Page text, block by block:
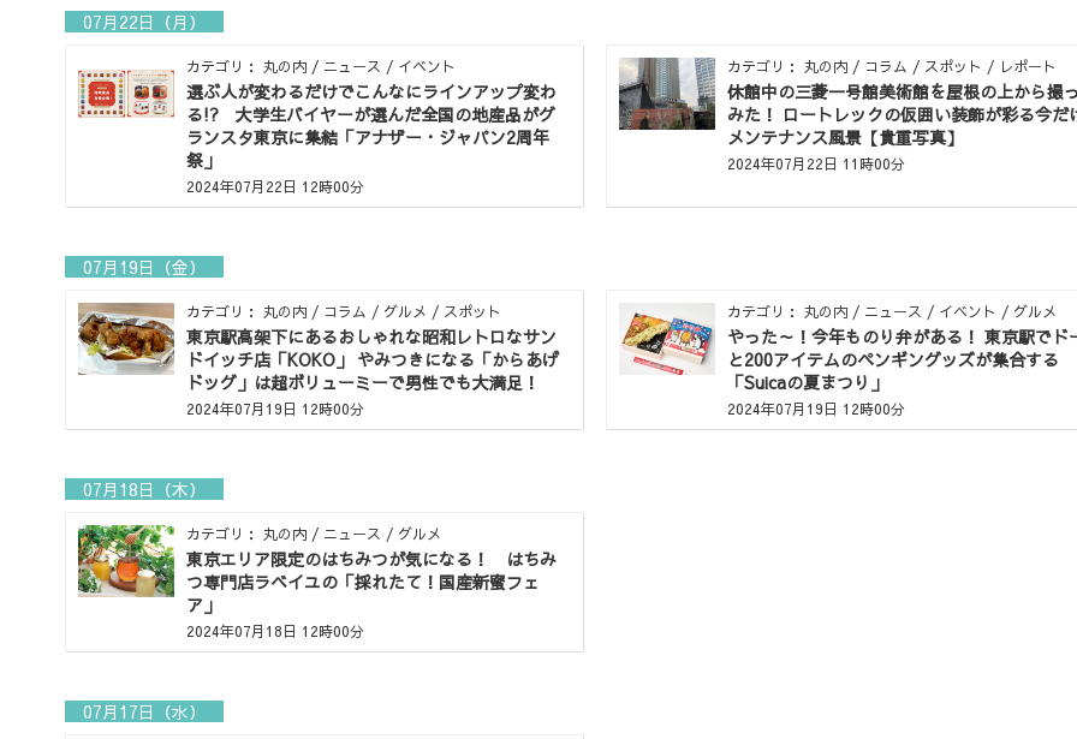
07月22日（月）
カテゴリ： 丸の内 / ニュース / イベント
選ぶ人が変わるだけでこんなにラインアップ変わ
る!? 大学生バイヤーが選んだ全国の地産品がグ
ランスタ東京に集結「アナザー・ジャパン2周年
祭」
2024年07月22日 12時00分
カテゴリ： 丸の内 / コラム / スポット / レポート
休館中の三菱一号館美術館を屋根の上から撮
みた！ ロートレックの仮囲い装飾が彩る今だ
メンテナンス風景【貴重写真】
2024年07月22日 11時00分
07月19日（金）
カテゴリ： 丸の内 / コラム / グルメ / スポット
東京駅高架下にあるおしゃれな昭和レトロなサン
ドイッチ店「KOKO」 やみつきになる「からあげ
ドッグ」は超ボリューミーで男性でも大満足！
2024年07月19日 12時00分
カテゴリ： 丸の内 / ニュース / イベント / グルメ
やった～！今年ものり弁がある！ 東京駅でド
と200アイテムのペンギングッズが集合する
「Suicaの夏まつり」
2024年07月19日 12時00分
07月18日（木）
カテゴリ： 丸の内 / ニュース / グルメ
東京エリア限定のはちみつが気になる！ はちみ
つ専門店ラベイユの「採れたて！国産新蜜フェ
ア」
2024年07月18日 12時00分
07月17日（水）